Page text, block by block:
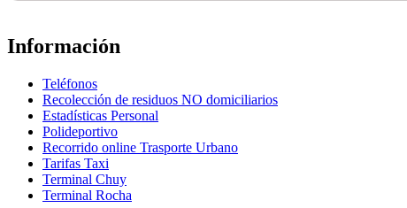
Información
Teléfonos
Recolección de residuos NO domiciliarios
Estadísticas Personal
Polideportivo
Recorrido online Trasporte Urbano
Tarifas Taxi
Terminal Chuy
Terminal Rocha